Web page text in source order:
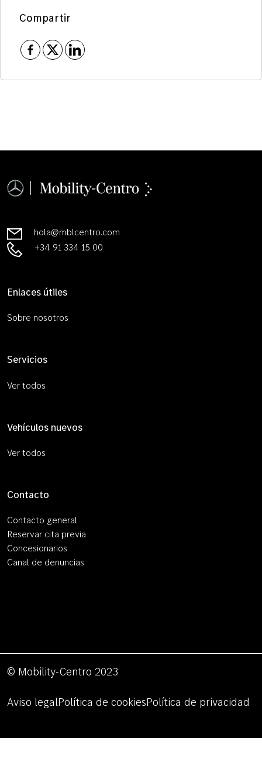
Compartir
hola@mblcentro.com
+34 91 334 15 00
Enlaces útiles
Sobre nosotros
Servicios
Ver todos
Vehículos nuevos
Ver todos
Contacto
Contacto general
Reservar cita previa
Concesionarios
Canal de denuncias
© Mobility-Centro 2023
Aviso legalPolítica de cookiesPolítica de privacidad